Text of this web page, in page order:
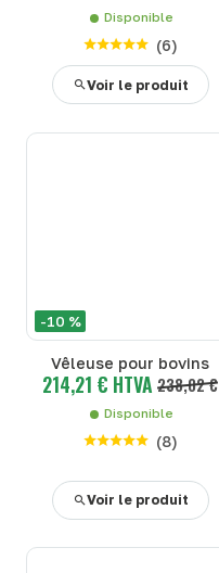
Disponible
(6)
Voir le produit
-10 %
Vêleuse pour bovins
214,21 € HTVA 238,02 €
Disponible
(8)
Voir le produit